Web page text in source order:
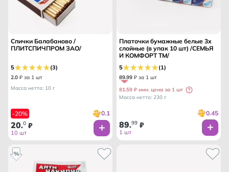
Спички Балабаново /
ПЛИТСПИЧПРОМ ЗАО/
5 (3)
2.0 ₽ за 1 шт
Масса нетто: 10 г
-20% 0.1
20.0 ₽
10 шт
Платочки бумажные белые 3х
слойные (в упак 10 шт) /СЕМЬЯ
И КОМФОРТ ТМ/
5 (1)
89.99 ₽ за 1 шт
81.59 ₽ мин. цена за 1 шт
Масса нетто: 230 г
0.45
89.99 ₽
1 шт